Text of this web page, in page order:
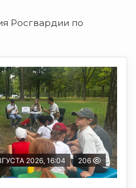
Росгвардии по
2026, 16:04 206